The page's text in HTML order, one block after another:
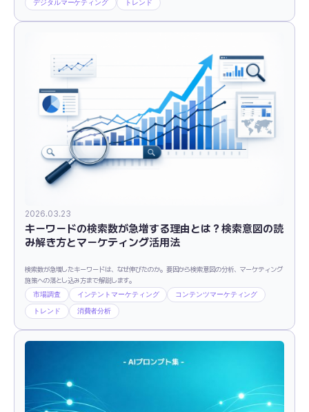
デジタルマーケティング トレンド
2026.03.23
キーワードの検索数が急増する理由とは？検索意図の読
み解き方とマーケティング活用法
検索数が急増したキーワードは、なぜ伸びたのか。要因から検索意図の分析、マーケティング
施策への落とし込み方まで解説します。
市場調査 インテントマーケティング コンテンツマーケティング
トレンド 消費者分析